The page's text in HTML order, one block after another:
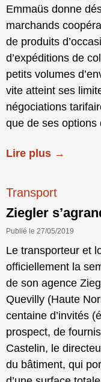
Emmaüs donne
marchands
de produits
d’expéditions de
petits volumes
vite atteint ses
négociations
que de ses
Lire plus →
Transport
Ziegler
Publié le 27/05/2019
Le transporteur et
officiellement la
de son agence
Quevilly (Haute
centaine d’invités
prospect, de
Castelin, le
du bâtiment, qui